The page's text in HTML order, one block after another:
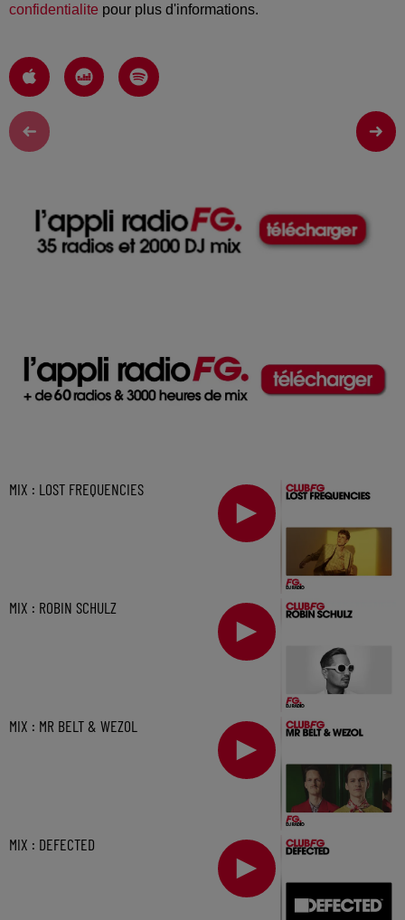
confidentialite pour plus d'informations.
MIX : LOST FREQUENCIES
MIX : ROBIN SCHULZ
MIX : MR BELT & WEZOL
MIX : DEFECTED